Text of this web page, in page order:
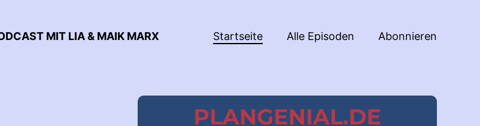
MIT LIA & MAIK MARX Startseite Alle Episoden Abonnieren